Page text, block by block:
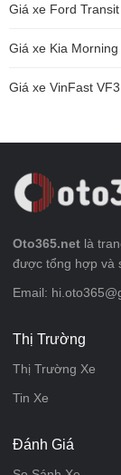
Giá xe Ford Transit
Giá xe Kia Morning
Giá xe VinFast VF3
Oto365.net là
được tổng hợp và
Email:
Thị Trường
Thị Trường Xe
Tin Xe
Đánh Giá